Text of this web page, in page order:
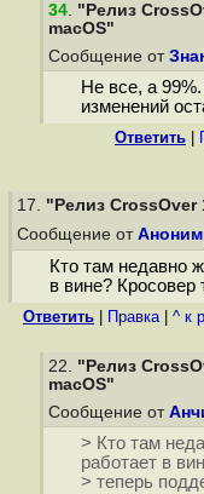
34. "Релиз
macOS"
Сообщение от
Не все, а
изменений
Ответить
17. "Релиз CrossOver
Сообщение от Аноним
Кто там недавно
в вине? Кросовер
Ответить Правка| ^ к
22. "Релиз
macOS"
Сообщение от
> Кто там
работает в
> теперь